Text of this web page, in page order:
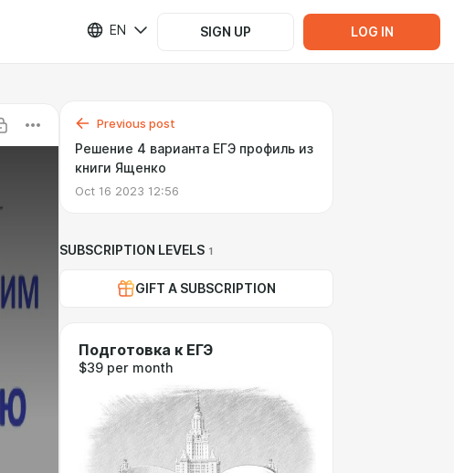
EN SIGN UP LOG IN
Previous post
Решение 4 варианта ЕГЭ профиль из
книги Ященко
Oct 16 2023 12:56
SUBSCRIPTION LEVELS 1
GIFT A SUBSCRIPTION
Подготовка к ЕГЭ
$39 per month